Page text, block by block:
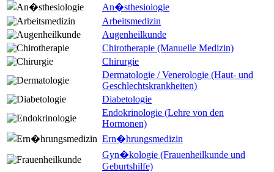
An�sthesiologie
Arbeitsmedizin
Augenheilkunde
Chirotherapie (Manuelle Medizin)
Chirurgie
Dermatologie / Venerologie (Haut- und
Geschlechtskrankheiten)
Diabetologie
Endokrinologie (Lehre von den
Hormonen)
Ern�hrungsmedizin
Gyn�kologie (Frauenheilkunde und
Geburtshilfe)